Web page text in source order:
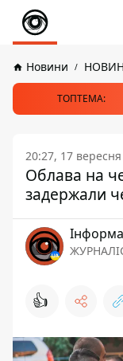
Новини
ТОПТЕМА:
20:27, 17
Облава на
задержали
👍